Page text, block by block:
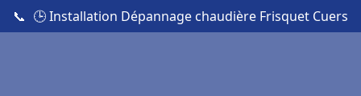
📞 🕒 Installation Dépannage chaudière Frisquet Cuers